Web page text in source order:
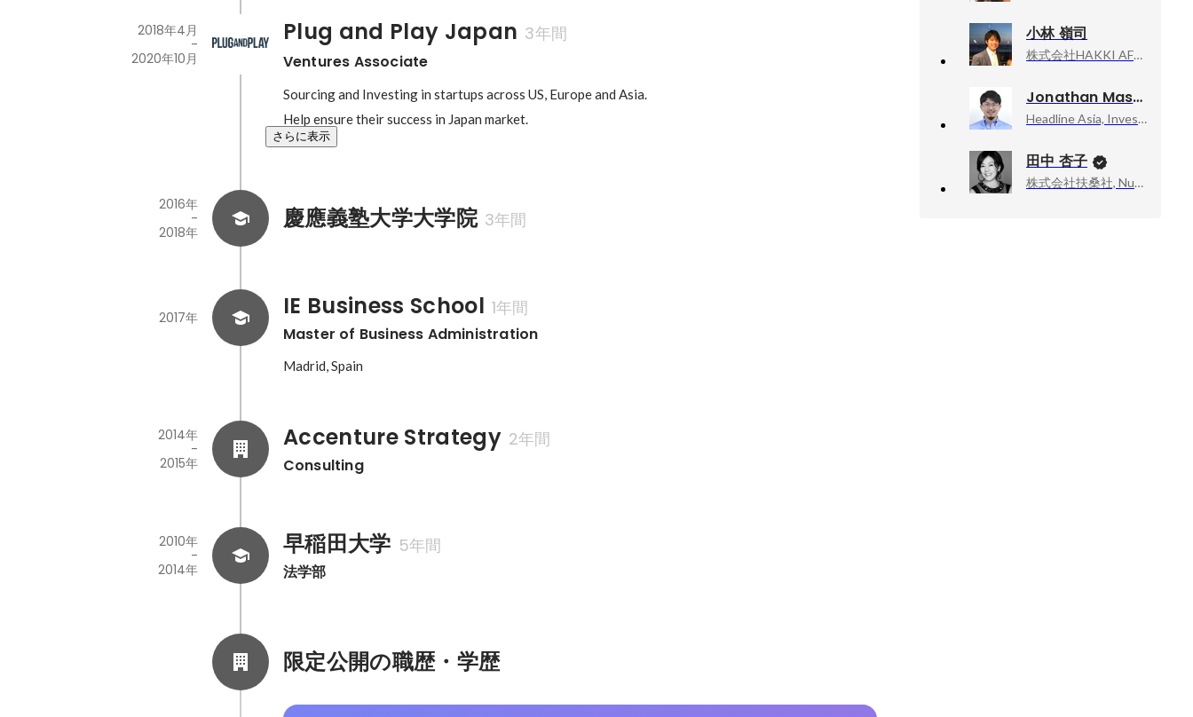
Plug and Play Japan 3年間
Ventures Associate
2018年4月
-
2020年10月
Sourcing and Investing in startups across US, Europe and Asia.
Help ensure their success in Japan market.
さらに表示
慶應義塾大学大学院 3年間
2016年
-
2018年
IE Business School 1年間
Master of Business Administration
2017年
Madrid, Spain
Accenture Strategy 2年間
Consulting
2014年
-
2015年
早稲田大学 5年間
法学部
2010年
-
2014年
限定公開の職歴・学歴
小林 嶺司
株式会社HAKKI AFRICA, 代表取締役CEO
Jonathan Masayasu Hayashi
Headline Asia, Investment
田中 杏子
株式会社扶桑社, Numéro TOKYO編集長